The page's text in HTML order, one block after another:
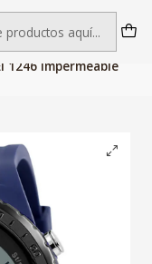
1–5 días hábiles
Impermeable